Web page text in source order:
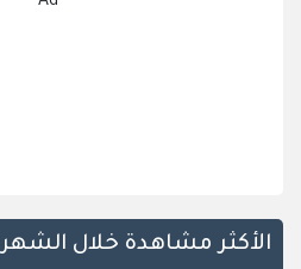
الأكثر مشاهدة خلال الشهر